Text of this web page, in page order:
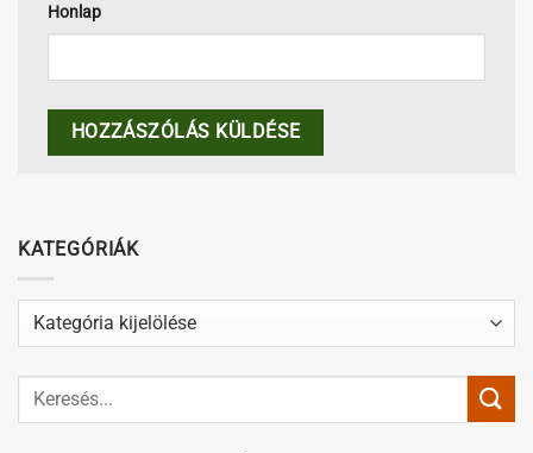
Honlap
KATEGÓRIÁK
Kategóriák